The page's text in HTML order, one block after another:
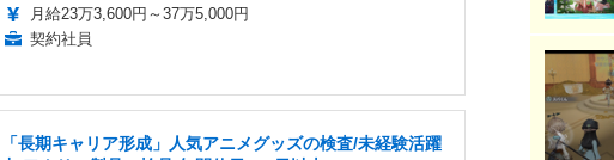
月給23万3,600円～37万5,000円
契約社員
「長期キャリア形成」人気アニメグッズの検査/未経験活躍